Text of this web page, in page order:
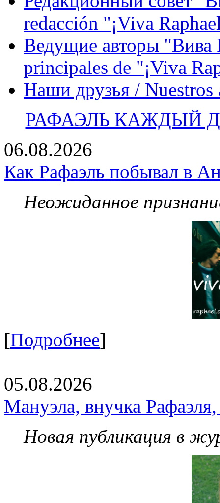
redacción "¡Viva
Ведущие авторы "Вива
principales de "¡Viva
Наши друзья / Nuestros
РАФАЭЛЬ КАЖДЫЙ
06.08.2026
Как Рафаэль побывал в
Неожиданное
[Подробнее]
05.08.2026
Мануэла, внучка
Новая публикация в